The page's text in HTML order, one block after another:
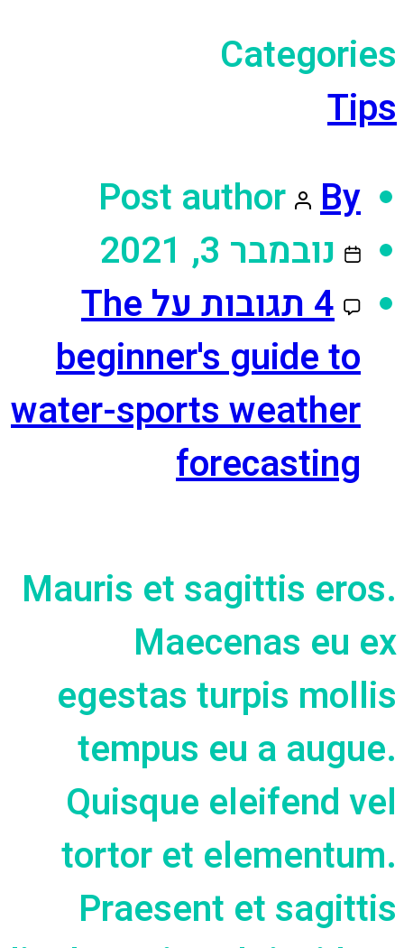
Categories
Tips
Post author
By
נובמבר 3, 2021
4 תגובות
על The
beginner's guide to
water-sports weather
forecasting
Mauris et sagittis eros.
Maecenas eu ex
egestas turpis mollis
tempus eu a augue.
Quisque eleifend vel
tortor et elementum.
Praesent et sagittis